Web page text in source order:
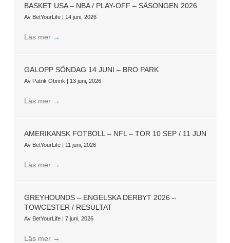
BASKET USA – NBA / PLAY-OFF – SÄSONGEN 2026
Av BetYourLife | 14 juni, 2026
Läs mer →
GALOPP SÖNDAG 14 JUNI – BRO PARK
Av Patrik Obrink | 13 juni, 2026
Läs mer →
AMERIKANSK FOTBOLL – NFL – TOR 10 SEP / 11 JUN
Av BetYourLife | 11 juni, 2026
Läs mer →
GREYHOUNDS – ENGELSKA DERBYT 2026 –
TOWCESTER / RESULTAT
Av BetYourLife | 7 juni, 2026
Läs mer →